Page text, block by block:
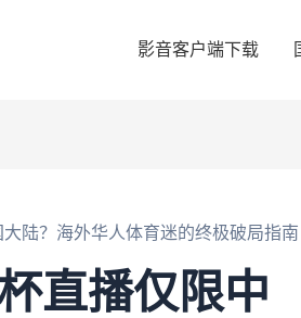
影音客户端下载
陆？海外华人体育迷的终极破局指南
直播仅限中